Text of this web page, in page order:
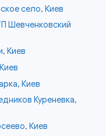
село, Киев
Шевченковский
Киев
Киев
Куреневка,
Киев